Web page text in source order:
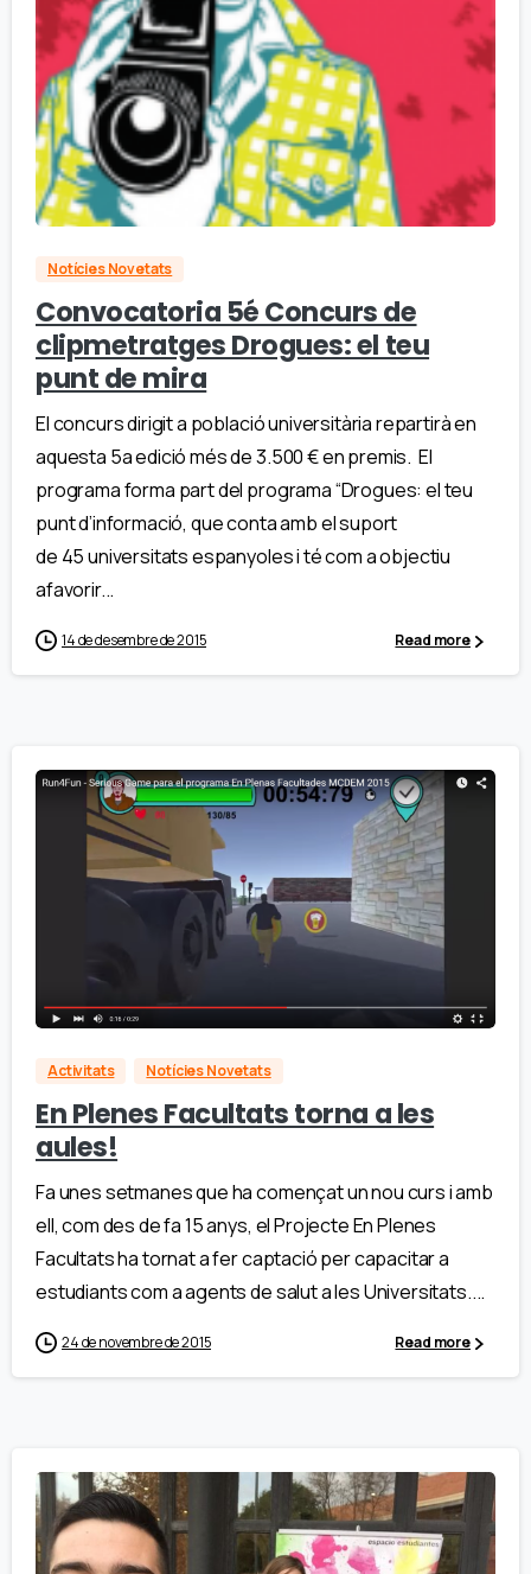
Notícies Novetats
Convocatoria 5é Concurs de
clipmetratges Drogues: el teu
punt de mira
El concurs dirigit a població universitària repartirà en
aquesta 5a edició més de 3.500 € en premis. El
programa forma part del programa “Drogues: el teu
punt d’informació, que conta amb el suport
de 45 universitats espanyoles i té com a objectiu
afavorir...
14 de desembre de 2015 Read more
Activitats Notícies Novetats
En Plenes Facultats torna a les
aules!
Fa unes setmanes que ha començat un nou curs i amb
ell, com des de fa 15 anys, el Projecte En Plenes
Facultats ha tornat a fer captació per capacitar a
estudiants com a agents de salut a les Universitats....
24 de novembre de 2015 Read more